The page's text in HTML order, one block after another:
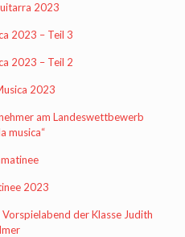
2023
2023 – Teil 3
2023 – Teil 2
2023
am Landeswettbewerb
musica“
2023
der Klasse Judith